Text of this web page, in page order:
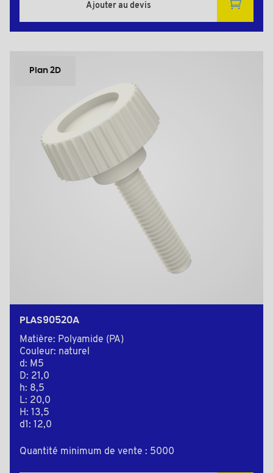
Ajouter au devis
Plan 2D
PLAS90520A
Matière: Polyamide (PA)
Couleur: naturel
d: M5
D: 21,0
h: 8,5
L: 20,0
H: 13,5
d1: 12,0
Quantité minimum de vente : 5000